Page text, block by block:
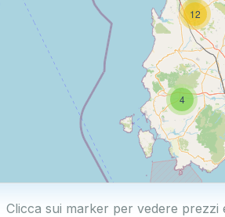
4
12
Clicca sui marker per vedere prezzi